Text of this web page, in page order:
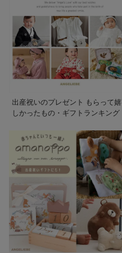
出産祝いのプレゼント もらって嬉
しかったもの・ギフトランキング